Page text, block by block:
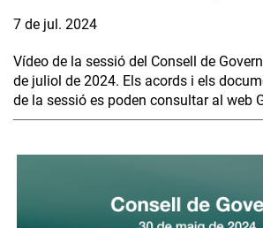
7 de jul. 2024
Vídeo de la sessió del Consell de Govern
de juliol de 2024. Els acords i els
de la sessió es poden consultar al web